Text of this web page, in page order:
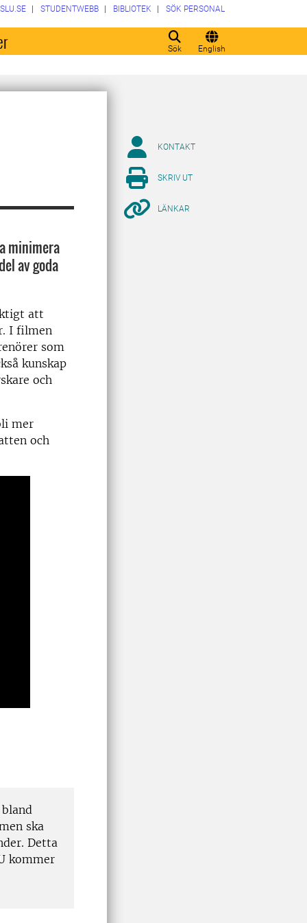
Sök English
SLU.SE STUDENTWEBB BIBLIOTEK SÖK PERSONAL
minimera
av goda
att
I filmen
som
kunskap
och
mer
och
ska
Detta
kommer
KONTAKT
SKRIV UT
LÄNKAR